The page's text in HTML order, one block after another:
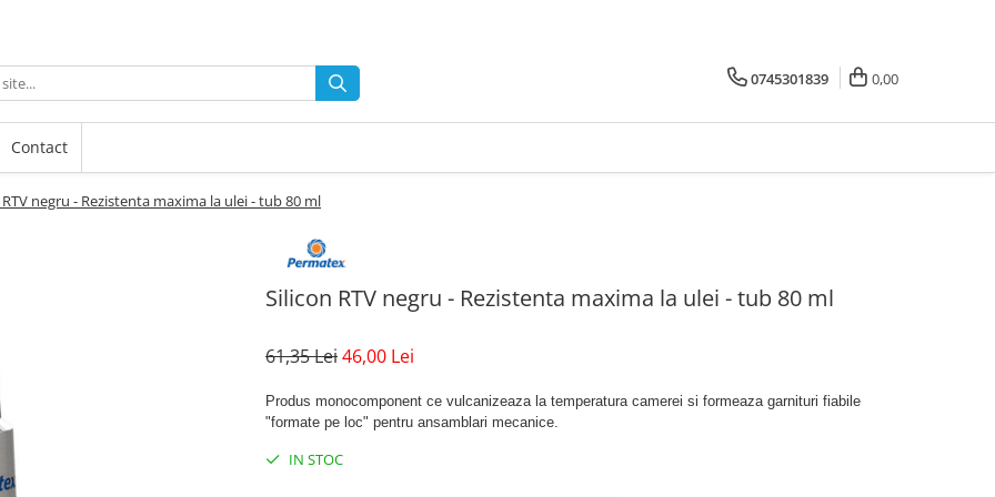
0745301839 0,00
Contact
negru - Rezistenta maxima la ulei - tub 80 ml
Silicon RTV negru - Rezistenta maxima la ulei - tub 80 ml
61,35 Lei46,00 Lei
Produs monocomponent ce vulcanizeaza la temperatura camerei si formeaza garnituri fiabile
"formate pe loc" pentru ansamblari mecanice.
IN STOC